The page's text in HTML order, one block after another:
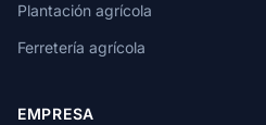
Plantación agrícola
Ferretería agrícola
EMPRESA